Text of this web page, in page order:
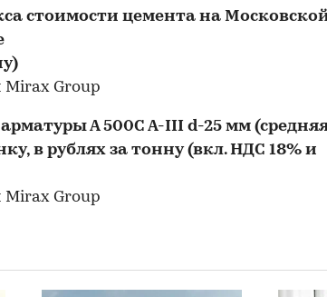
стоимости цемента на
А 500С А-III d-25 мм
в рублях за тонну (вкл. НДС 18% и